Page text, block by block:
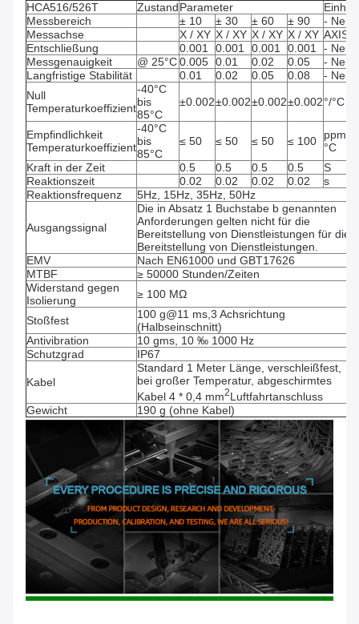
HCA516/526T
ZustandParameter
Einheit
Messbereich
± 10 ± 30 ± 60 ± 90
- Nein.
Messachse
X / XY X / XY X / XY X / XY AXIS
Entschließung
0.001 0.001 0.001 0.001
- Nein.
Messgenauigkeit
@ 25°C0.005 0.01 0.02 0.05
- Nein.
Langfristige Stabilität
0.01 0.02 0.05 0.08
- Nein.
Null
Temperaturkoeffizient
-40°C
bis
85°C
±0.002±0.002±0.002±0.002°/°C
Empfindlichkeit
Temperaturkoeffizient
-40°C
bis
85°C
≤ 50 ≤ 50 ≤ 50 ≤ 100
ppm/
°C
Kraft in der Zeit
0.5 0.5 0.5 0.5
S
Reaktionszeit
0.02 0.02 0.02 0.02
s
Reaktionsfrequenz
5Hz, 15Hz, 35Hz, 50Hz
Ausgangssignal
Die in Absatz 1 Buchstabe b genannten
Anforderungen gelten nicht für die
Bereitstellung von Dienstleistungen für die
Bereitstellung von Dienstleistungen.
EMV
Nach EN61000 und GBT17626
MTBF
≥ 50000 Stunden/Zeiten
Widerstand gegen
Isolierung
≥ 100 MΩ
Stoßfest
100 g@11 ms,3 Achsrichtung
(Halbseinschnitt)
Antivibration
10 gms, 10 ‰ 1000 Hz
Schutzgrad
IP67
Kabel
Standard 1 Meter Länge, verschleißfest,
bei großer Temperatur, abgeschirmtes
Kabel 4 * 0,4 mm2Luftfahrtanschluss
Gewicht
190 g (ohne Kabel)